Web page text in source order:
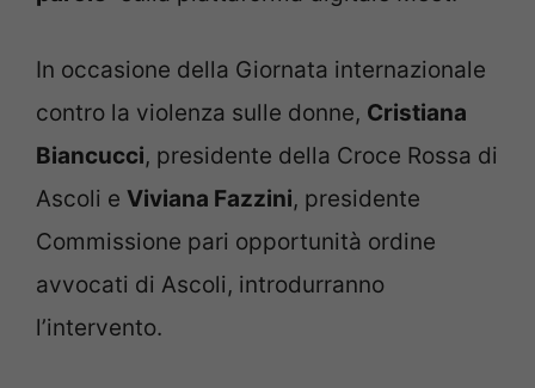
In occasione della Giornata internazionale
contro la violenza sulle donne, Cristiana
Biancucci, presidente della Croce Rossa di
Ascoli e Viviana Fazzini, presidente
Commissione pari opportunità ordine
avvocati di Ascoli, introdurranno
l’intervento.